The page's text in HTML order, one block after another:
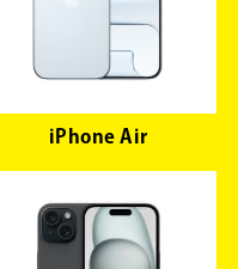
iPhone Air